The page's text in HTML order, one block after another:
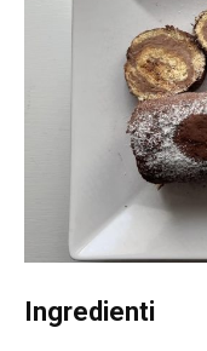
Ingredienti